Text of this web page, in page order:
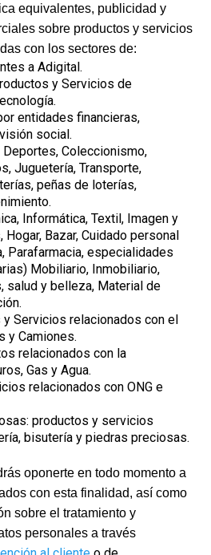
equivalentes, publicidad y
sobre productos y servicios
con los sectores de:
a Adigital.
y Servicios de
entidades financieras,
social.
Deportes, Coleccionismo,
Juguetería, Transporte,
peñas de loterías,
Informática, Textil, Imagen y
Bazar, Cuidado personal
Parafarmacia, especialidades
Mobiliario, Inmobiliario,
salud y belleza, Material de
Servicios relacionados con el
y Camiones.
relacionados con la
Gas y Agua.
relacionados con ONG e
productos y servicios
bisutería y piedras preciosas.
oponerte en todo momento a
con esta finalidad, así como
sobre el tratamiento y
personales a través